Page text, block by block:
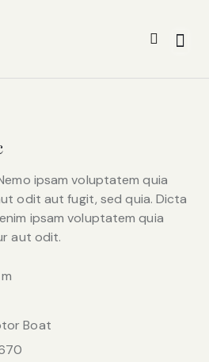
ipsam voluptatem quia
odit aut fugit, sed quia. Dicta
ipsam voluptatem quia
aut odit.
Boat